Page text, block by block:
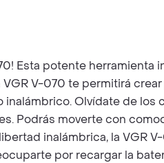
Esta potente
V-070 te permitirá
Olvídate de los
Podrás moverte con
inalámbrica, la VGR
por recargar la